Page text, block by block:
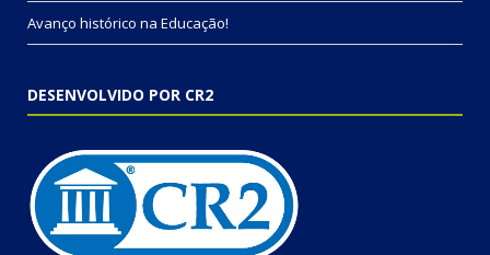
Avanço histórico na Educação!
DESENVOLVIDO POR CR2